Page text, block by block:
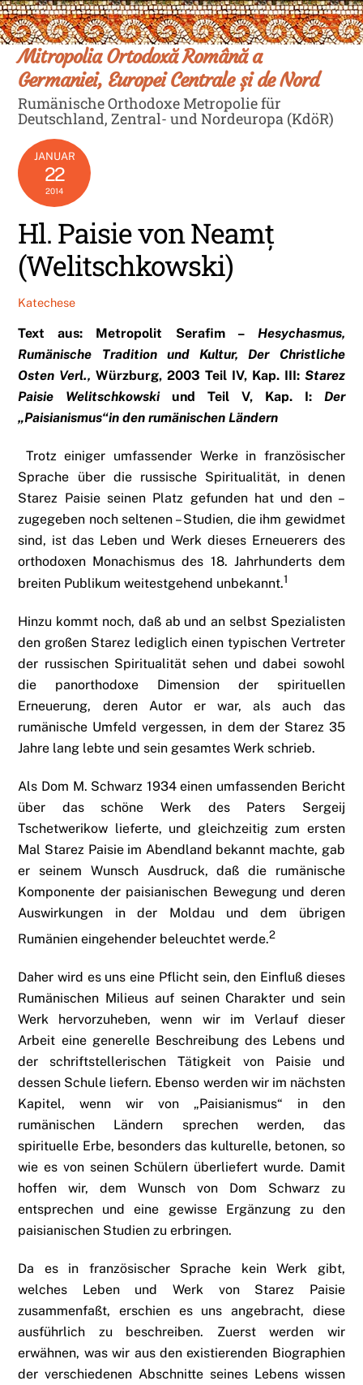
Skip
to
content
Mitropolia Ortodoxă Română a
Germaniei, Europei Centrale și de Nord
Rumänische Orthodoxe Metropolie für
Deutschland, Zentral- und Nordeuropa (KdöR)
JANUAR
22
2014
Hl. Paisie von Neamț
(Welitschkowski)
Katechese
Text aus: Metropolit Serafim –Hesychasmus,
Rumänische Tradition und Kultur, Der Christliche
Osten Verl., Würzburg, 2003 Teil IV, Kap. III: Starez
Paisie Welitschkowskiund Teil V, Kap. I: Der
„Paisianismus“in den rumänischen Ländern
Trotz einiger umfassender Werke in französischer
Sprache über die russische Spiritualität, in denen
Starez Paisie seinen Platz gefunden hat und den –
zugegeben noch seltenen – Studien, die ihm gewidmet
sind, ist das Leben und Werk dieses Erneuerers des
orthodoxen Monachismus des 18. Jahrhunderts dem
breiten Publikum weitestgehend unbekannt.1
Hinzu kommt noch, daß ab und an selbst Spezialisten
den großen Starez lediglich einen typischen Vertreter
der russischen Spiritualität sehen und dabei sowohl
die panorthodoxe Dimension der spirituellen
Erneuerung, deren Autor er war, als auch das
rumänische Umfeld vergessen, in dem der Starez 35
Jahre lang lebte und sein gesamtes Werk schrieb.
Als Dom M. Schwarz 1934 einen umfassenden Bericht
über das schöne Werk des Paters Sergeij
Tschetwerikow lieferte, und gleichzeitig zum ersten
Mal Starez Paisie im Abendland bekannt machte, gab
er seinem Wunsch Ausdruck, daß die rumänische
Komponente der paisianischen Bewegung und deren
Auswirkungen in der Moldau und dem übrigen
Rumänien eingehender beleuchtet werde.2
Daher wird es uns eine Pflicht sein, den Einfluß dieses
Rumänischen Milieus auf seinen Charakter und sein
Werk hervorzuheben, wenn wir im Verlauf dieser
Arbeit eine generelle Beschreibung des Lebens und
der schriftstellerischen Tätigkeit von Paisie und
dessen Schule liefern. Ebenso werden wir im nächsten
Kapitel, wenn wir von „Paisianismus“ in den
rumänischen Ländern sprechen werden, das
spirituelle Erbe, besonders das kulturelle, betonen, so
wie es von seinen Schülern überliefert wurde. Damit
hoffen wir, dem Wunsch von Dom Schwarz zu
entsprechen und eine gewisse Ergänzung zu den
paisianischen Studien zu erbringen.
Da es in französischer Sprache kein Werk gibt,
welches Leben und Werk von Starez Paisie
zusammenfaßt, erschien es uns angebracht, diese
ausführlich zu beschreiben. Zuerst werden wir
erwähnen, was wir aus den existierenden Biographien
der verschiedenen Abschnitte seines Lebens wissen